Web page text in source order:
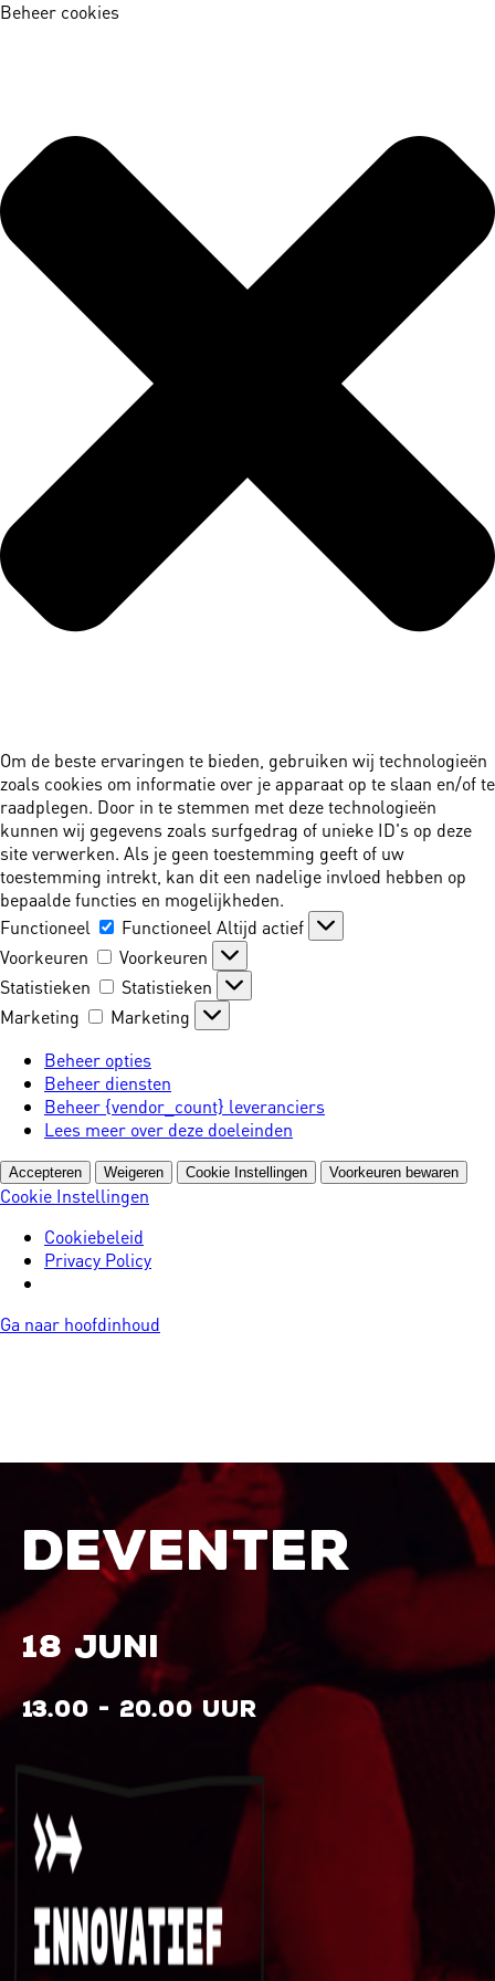
Beheer cookies
Om de beste ervaringen te bieden, gebruiken wij technologieën
zoals cookies om informatie over je apparaat op te slaan en/of te
raadplegen. Door in te stemmen met deze technologieën
kunnen wij gegevens zoals surfgedrag of unieke ID's op deze
site verwerken. Als je geen toestemming geeft of uw
toestemming intrekt, kan dit een nadelige invloed hebben op
bepaalde functies en mogelijkheden.
Functioneel
Functioneel Altijd actief
Voorkeuren
Voorkeuren
Statistieken
Statistieken
Marketing
Marketing
Beheer opties
Beheer diensten
Beheer {vendor_count} leveranciers
Lees meer over deze doeleinden
Accepteren Weigeren Cookie Instellingen Voorkeuren bewaren
Cookie Instellingen
Cookiebeleid
Privacy Policy
Ga naar hoofdinhoud
DEVENTER
18 JUNI
13.00 - 20.00 UUR